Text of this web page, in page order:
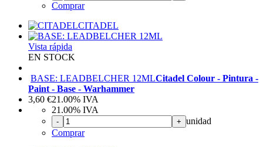
Comprar
CITADEL
Vista rápida
EN STOCK
BASE: LEADBELCHER 12MLCitadel Colour - Pintura -
Paint - Base - Warhammer
3,60 €21.00% IVA
21.00% IVA
- + unidad
Comprar